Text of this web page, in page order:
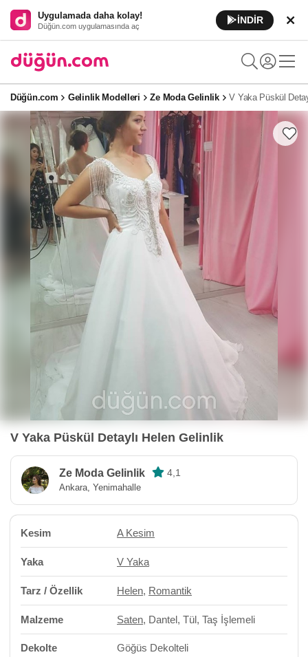
Uygulamada daha kolay!
Düğün.com uygulamasında aç
İNDİR
Düğün.com Gelinlik Modelleri Ze Moda Gelinlik V Yaka Püskül
V Yaka Püskül Detaylı Helen Gelinlik
Ze Moda Gelinlik 4,1
Ankara, Yenimahalle
Kesim A Kesim
Yaka V Yaka
Tarz / Özellik Helen, Romantik
Malzeme Saten, Dantel, Tül, Taş İşlemeli
Dekolte Göğüs Dekolteli